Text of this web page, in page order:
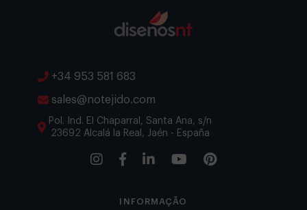
+34 953 581 683
sales@notejido.com
Pol. Ind. El Chaparral, Santa Ana, s/n
23692 Alcalá la Real, Jaén - España
INFORMAÇÃO